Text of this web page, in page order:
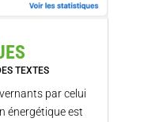
TEXTES
par celui
énergétique est